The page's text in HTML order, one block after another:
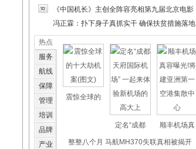
《中国机长》主创全阵容亮相第九届北京电影
冯正霖：扑下身子真抓实干 确保扶贫措施落地
热点
服务
航线
保障
管理
培训
品牌
产业
震惊全球的
定名“成都 顺丰机场真
整整八个月 马航MH370失联真相被揭开